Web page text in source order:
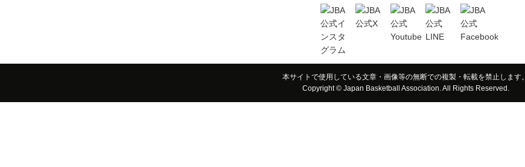
本サイトで使用している文章・画像等の無断での複製・転載を禁止します。
Copyright © Japan Basketball Association. All Rights Reserved.